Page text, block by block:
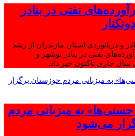
نفتی در بنادر
و دریانوردی استان مازندران از رشد
نفتی در بنادر نوشهر و
سال جاری تاکنون خبر داد.
به میزبانی مردم
می‌شود